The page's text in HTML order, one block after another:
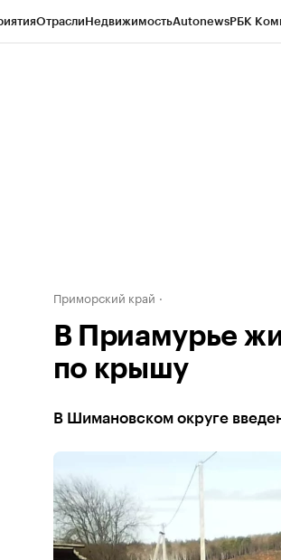
ОтраслиНедвижимостьAutonewsРБК
Приморский край
В Приамурье
по крышу
В Шимановском округе